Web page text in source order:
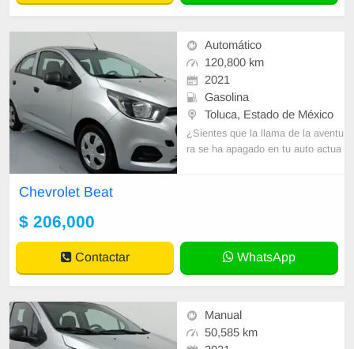
Automático
120,800 km
2021
Gasolina
Toluca, Estado de México
¿Sientes que la llama de la aventu
ra se ha apagado en tu auto actua
Chevrolet Beat
$ 206,000
Contactar WhatsApp
Manual
50,585 km